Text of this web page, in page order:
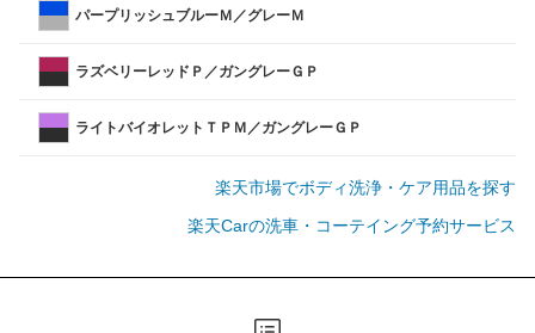
パープリッシュブルーＭ／グレーＭ
ラズベリーレッドＰ／ガングレーＧＰ
ライトバイオレットＴＰＭ／ガングレーＧＰ
楽天市場でボディ洗浄・ケア用品を探す
楽天Carの洗車・コーテイング予約サービス